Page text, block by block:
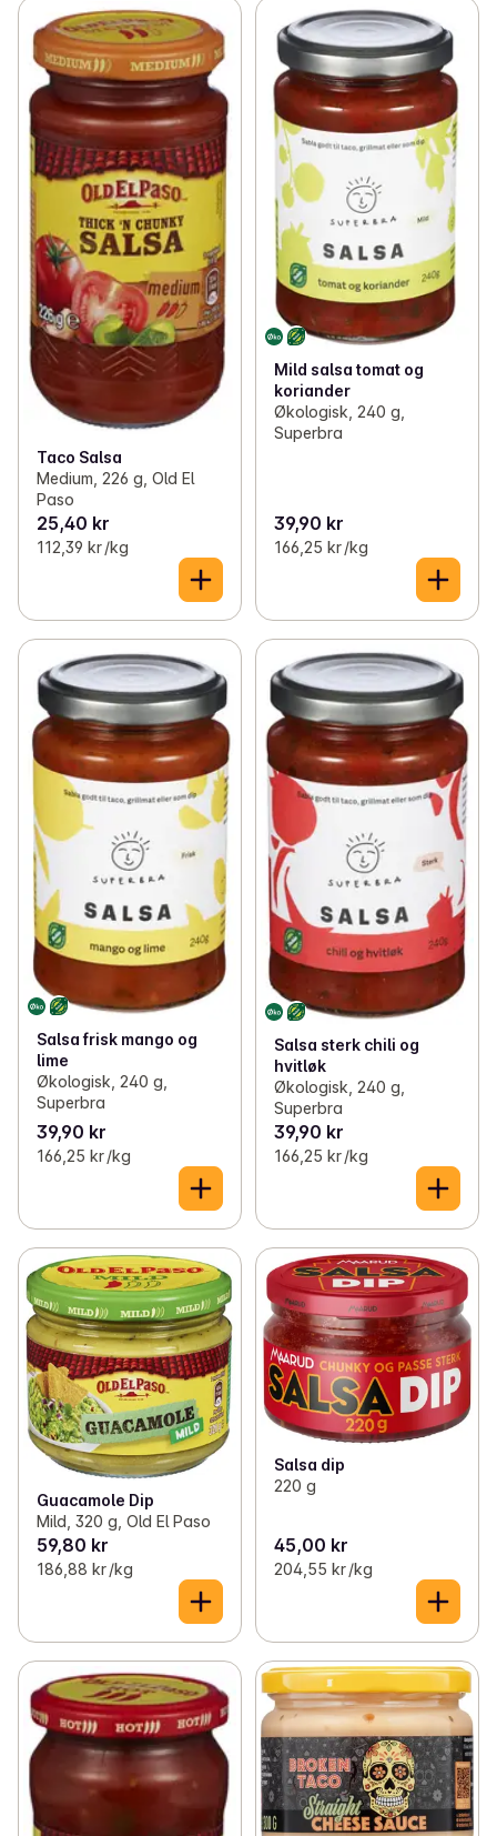
Taco Salsa
Medium, 226 g, Old El
Paso
25,40 kr
112,39 kr /kg
Mild salsa tomat og
koriander
Økologisk, 240 g,
Superbra
39,90 kr
166,25 kr /kg
Salsa frisk mango og
lime
Økologisk, 240 g,
Superbra
39,90 kr
166,25 kr /kg
Salsa sterk chili og
hvitløk
Økologisk, 240 g,
Superbra
39,90 kr
166,25 kr /kg
Guacamole Dip
Mild, 320 g, Old El Paso
59,80 kr
186,88 kr /kg
Salsa dip
220 g
45,00 kr
204,55 kr /kg